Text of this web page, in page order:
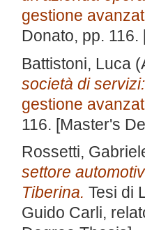
gestione
Donato, pp.
Battistoni, Luca
società di
gestione
116. [Master's
Rossetti,
settore
Tiberina. Tesi di
Guido Carli,